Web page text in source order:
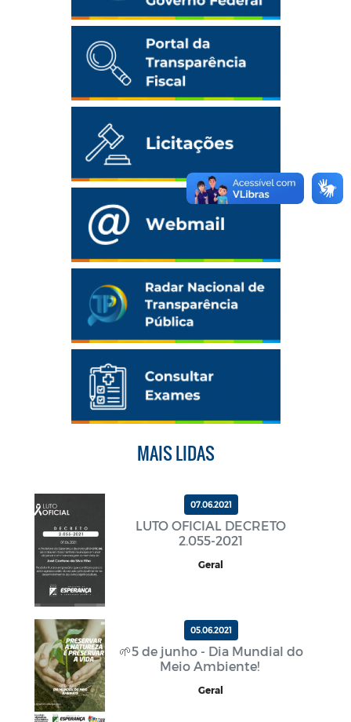
MAIS LIDAS
07.06.2021
LUTO OFICIAL DECRETO
2.055-2021
Geral
05.06.2021
🌱5 de junho - Dia Mundial do
Meio Ambiente!
Geral